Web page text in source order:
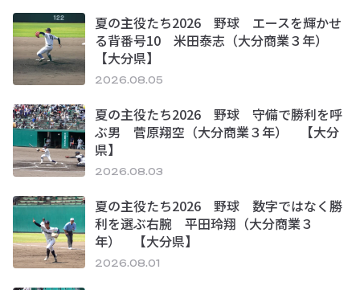
夏の主役たち2026 野球 エースを輝かせ
る背番号10 米田泰志（大分商業３年）
【大分県】
2026.08.05
夏の主役たち2026 野球 守備で勝利を呼
ぶ男 菅原翔空（大分商業３年） 【大分
県】
2026.08.03
夏の主役たち2026 野球 数字ではなく勝
利を選ぶ右腕 平田玲翔（大分商業３
年） 【大分県】
2026.08.01